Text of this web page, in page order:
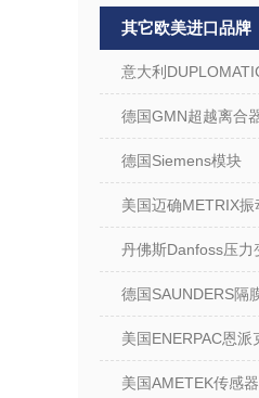
其它欧美进口品牌
意大利
德国GMN超越离合
德国Siemens模块
美国迈确METRIX振
丹佛斯Danfoss压力
德国SAUNDERS隔
美国ENERPAC恩派
美国AMETEK传感器